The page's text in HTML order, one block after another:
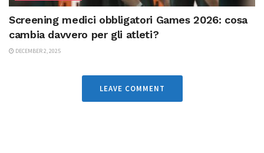
Screening medici obbligatori Games 2026: cosa
cambia davvero per gli atleti?
DECEMBER 2, 2025
LEAVE COMMENT